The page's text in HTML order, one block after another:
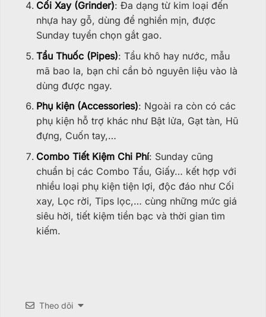
Cối Xay (Grinder): Đa dạng từ kim loại đến
nhựa hay gỗ, dùng để nghiền mịn, được
Sunday tuyển chọn gắt gao.
Tẩu Thuốc (Pipes): Tẩu khô hay nước, mẫu
mã bao la, bạn chỉ cần bỏ nguyên liệu vào là
dùng được ngay.
Phụ kiện (Accessories): Ngoài ra còn có các
phụ kiện hỗ trợ khác như Bật lửa, Gạt tàn, Hũ
đựng, Cuốn tay,…
Combo Tiết Kiệm Chi Phí: Sunday cũng
chuẩn bị các Combo Tẩu, Giấy… kết hợp với
nhiều loại phụ kiện tiện lợi, độc đáo như Cối
xay, Lọc rời, Tips lọc,… cùng những mức giá
siêu hời, tiết kiệm tiền bạc và thời gian tìm
kiếm.
Theo dõi